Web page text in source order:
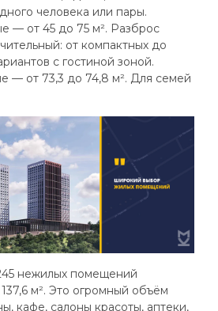
человека или пары.
— от 45 до 75 м². Разброс
от компактных до
с гостиной зоной.
— от 73,3 до 74,8 м². Для семей
нежилых помещений
м². Это огромный объём
кафе, салоны красоты, аптеки,